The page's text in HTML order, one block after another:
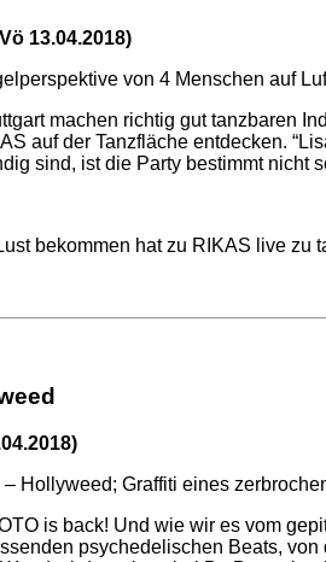
13.04.2018)
machen richtig gut tanzbaren
auf der Tanzfläche entdecken.
sind, ist die Party bestimmt nicht
bekommen hat zu RIKAS live zu
is back! Und wie wir es vom
psychedelischen Beats,